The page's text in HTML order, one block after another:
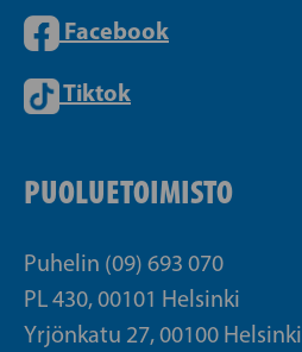
Facebook
Tiktok
PUOLUETOIMISTO
Puhelin (09) 693 070
PL 430, 00101 Helsinki
Yrjönkatu 27, 00100 Helsinki